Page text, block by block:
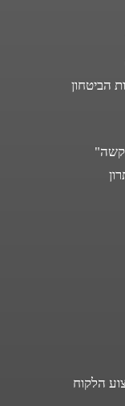
הביטחון
קשה"
הלקוח